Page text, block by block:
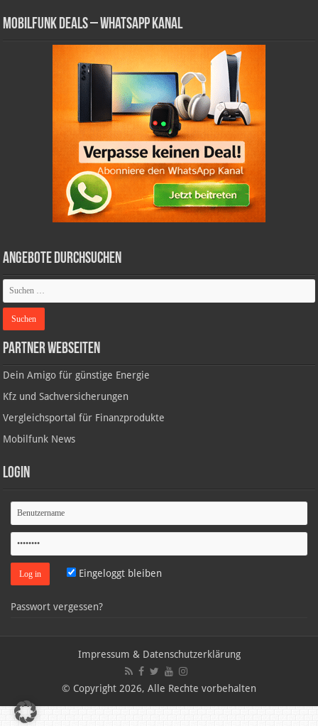
Mobilfunk Deals – WhatsApp Kanal
Angebote durchsuchen
Partner Webseiten
Dein Amigo für günstige Energie
Kfz und Sachversicherungen
Vergleichsportal für Finanzprodukte
Mobilfunk News
Login
Eingeloggt bleiben
Passwort vergessen?
Impressum & Datenschutzerklärung
© Copyright 2026, Alle Rechte vorbehalten